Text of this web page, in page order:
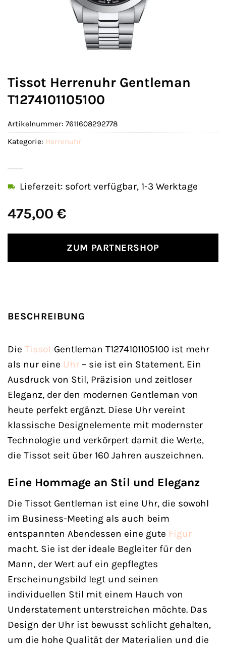
Tissot Herrenuhr Gentleman
T1274101105100
475,00 €
Lieferzeit: sofort verfügbar, 1-3 Werktage
ZUM PARTNERSHOP
Artikelnummer: 7611608292778
Kategorie: Herrenuhr
BESCHREIBUNG
Die Tissot Gentleman T1274101105100 ist mehr
als nur eine Uhr – sie ist ein Statement. Ein
Ausdruck von Stil, Präzision und zeitloser
Eleganz, der den modernen Gentleman von
heute perfekt ergänzt. Diese Uhr vereint
klassische Designelemente mit modernster
Technologie und verkörpert damit die Werte,
die Tissot seit über 160 Jahren auszeichnen.
Eine Hommage an Stil und Eleganz
Die Tissot Gentleman ist eine Uhr, die sowohl
im Business-Meeting als auch beim
entspannten Abendessen eine gute Figur
macht. Sie ist der ideale Begleiter für den
Mann, der Wert auf ein gepflegtes
Erscheinungsbild legt und seinen
individuellen Stil mit einem Hauch von
Understatement unterstreichen möchte. Das
Design der Uhr ist bewusst schlicht gehalten,
um die hohe Qualität der Materialien und die